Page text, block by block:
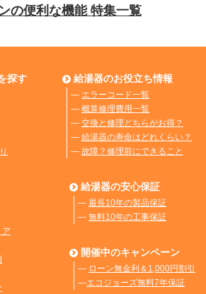
の便利な機能 特集一覧
探す 給湯器のお役立ち情報
― エラーコード一覧
― 概算修理費用一覧
― 交換と修理どちらがお得？
― 給湯器の寿命はどれくらい？
― 故障？修理前にできること
ア
給湯器の安心保証
― 最長10年の製品保証
― 無料10年の工事保証
開催中のキャンペーン
― ローン無金利＆1,000円割引
―エコジョーズ無料7年保証